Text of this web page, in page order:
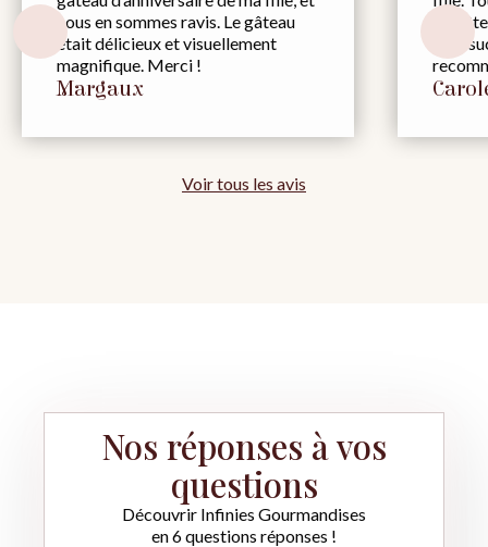
nous en sommes ravis. Le gâteau
était délicieux et visuellement
magnifique. Merci !
Margaux
du
trop
Voir tous les avis
Nos réponses à vos
questions
Découvrir Infinies Gourmandises
en 6 questions réponses !